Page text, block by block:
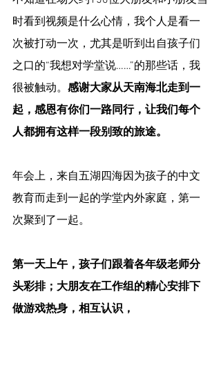
时看到视频是什么心情，我个人是看一
次被打动一次，尤其是听到出自孩子们
之口的“我想对学堂说……”的那些话，我
很被触动。 感谢大家从天南海北走到一
起，感恩有你们一路同行，让我们每个
人都拥有这样一段别致的旅途。
年会上，来自五湖四海因为孩子的中文
教育而走到一起的学堂内外家庭，第一
次聚到了一起。
第一天上午，孩子们跟着各年级老师分
头彩排；大朋友在工作组的精心安排下
做游戏热身，相互认识，